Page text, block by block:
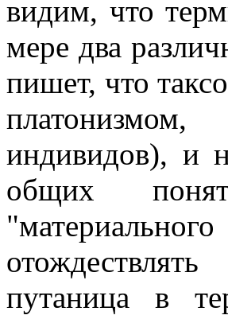
видим, что
мере два
пишет, что
индивидов), и
общих
путаница в